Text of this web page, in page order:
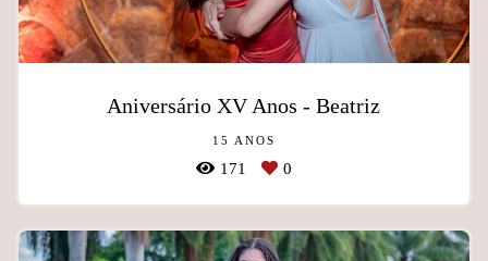
Aniversário XV Anos - Beatriz
15 ANOS
171 0